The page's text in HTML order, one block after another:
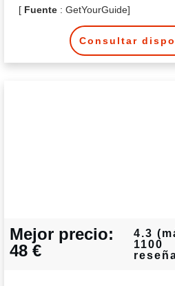
[ Fuente : GetYourGuide]
Consultar
Mejor precio:
48 €
4.3
1100